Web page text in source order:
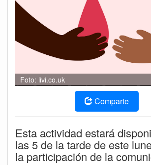
Foto: livi.co.uk
Comparte
Esta actividad estará
las 5 de la tarde de este
la participación de la